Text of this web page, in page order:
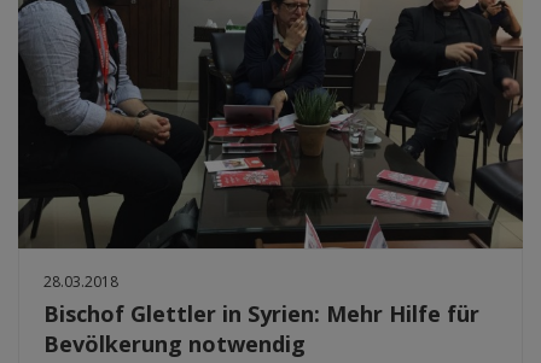
28.03.2018
Bischof Glettler in Syrien: Mehr Hilfe für
Bevölkerung notwendig